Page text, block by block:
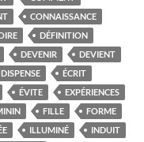
CONNAISSANCE
DÉFINITION
DEVENIR
DEVIENT
DISPENSE
ÉCRIT
ÉVITE
EXPÉRIENCES
FILLE
FORME
ILLUMINÉ
INDUIT